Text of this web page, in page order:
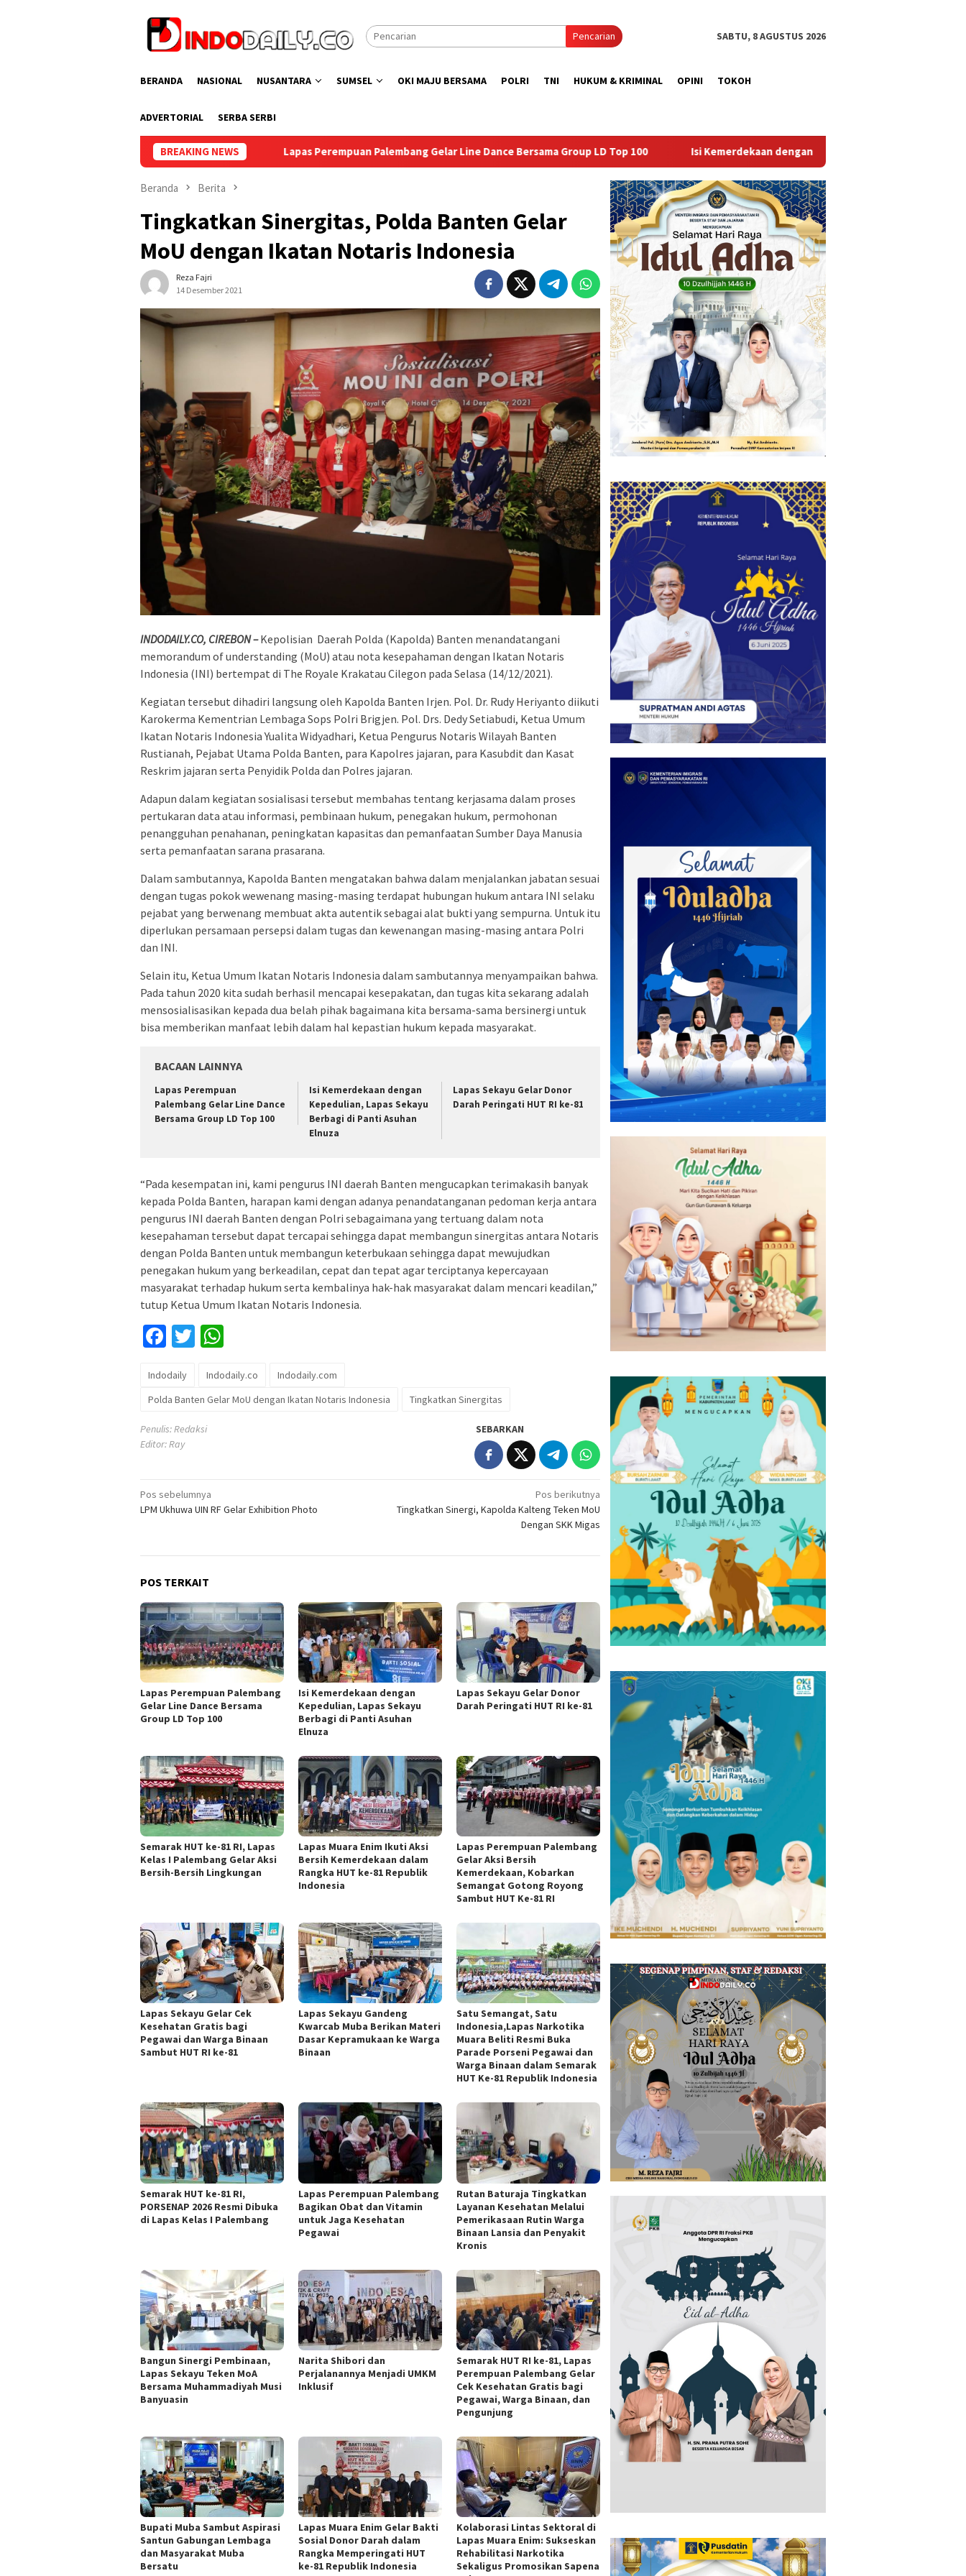
Pencarian SABTU, 8 AGUSTUS 2026
BERANDA NASIONAL NUSANTARA SUMSEL OKI MAJU BERSAMA POLRI TNI HUKUM & KRIMINAL OPINI TOKOH
ADVERTORIAL SERBA SERBI
BREAKING NEWS
Lapas Perempuan Palembang Gelar Line Dance Bersama Group LD Top 100 Isi Kemerdekaan dengan Kepedulian, Lapas Sekayu Berbagi di Panti Asuhan
Beranda Berita
Tingkatkan Sinergitas, Polda Banten Gelar
MoU dengan Ikatan Notaris Indonesia
Reza Fajri
14 Desember 2021
INDODAILY.CO, CIREBON –Kepolisian Daerah Polda (Kapolda) Banten menandatangani
memorandum of understanding (MoU) atau nota kesepahaman dengan Ikatan Notaris
Indonesia (INI) bertempat di The Royale Krakatau Cilegon pada Selasa (14/12/2021).
Kegiatan tersebut dihadiri langsung oleh Kapolda Banten Irjen. Pol. Dr. Rudy Heriyanto diikuti
Karokerma Kementrian Lembaga Sops Polri Brigjen. Pol. Drs. Dedy Setiabudi, Ketua Umum
Ikatan Notaris Indonesia Yualita Widyadhari, Ketua Pengurus Notaris Wilayah Banten
Rustianah, Pejabat Utama Polda Banten, para Kapolres jajaran, para Kasubdit dan Kasat
Reskrim jajaran serta Penyidik Polda dan Polres jajaran.
Adapun dalam kegiatan sosialisasi tersebut membahas tentang kerjasama dalam proses
pertukaran data atau informasi, pembinaan hukum, penegakan hukum, permohonan
penangguhan penahanan, peningkatan kapasitas dan pemanfaatan Sumber Daya Manusia
serta pemanfaatan sarana prasarana.
Dalam sambutannya, Kapolda Banten mengatakan bahwa dalam menjalankan jabatan sesuai
dengan tugas pokok wewenang masing-masing terdapat hubungan hukum antara INI selaku
pejabat yang berwenang membuat akta autentik sebagai alat bukti yang sempurna. Untuk itu
diperlukan persamaan persepsi dalam tugas dan kewenangan masing-masing antara Polri
dan INI.
Selain itu, Ketua Umum Ikatan Notaris Indonesia dalam sambutannya menyampaikan bahwa.
Pada tahun 2020 kita sudah berhasil mencapai kesepakatan, dan tugas kita sekarang adalah
mensosialisasikan kepada dua belah pihak bagaimana kita bersama-sama bersinergi untuk
bisa memberikan manfaat lebih dalam hal kepastian hukum kepada masyarakat.
BACAAN LAINNYA
Lapas Perempuan
Palembang Gelar Line Dance
Bersama Group LD Top 100
Isi Kemerdekaan dengan
Kepedulian, Lapas Sekayu
Berbagi di Panti Asuhan
Elnuza
Lapas Sekayu Gelar Donor
Darah Peringati HUT RI ke-81
“Pada kesempatan ini, kami pengurus INI daerah Banten mengucapkan terimakasih banyak
kepada Polda Banten, harapan kami dengan adanya penandatanganan pedoman kerja antara
pengurus INI daerah Banten dengan Polri sebagaimana yang tertuang dalam nota
kesepahaman tersebut dapat tercapai sehingga dapat membangun sinergitas antara Notaris
dengan Polda Banten untuk membangun keterbukaan sehingga dapat mewujudkan
penegakan hukum yang berkeadilan, cepat dan tepat agar terciptanya kepercayaan
masyarakat terhadap hukum serta kembalinya hak-hak masyarakat dalam mencari keadilan,”
tutup Ketua Umum Ikatan Notaris Indonesia.
Facebook
Twitter
Indodaily Indodaily.co
Indodaily.com
Polda Banten Gelar MoU dengan Ikatan Notaris Indonesia
Tingkatkan Sinergitas
Penulis: Redaksi
Editor: Ray
SEBARKAN
Navigasi
pos
Pos sebelumnya
LPM Ukhuwa UIN RF Gelar Exhibition Photo
Pos berikutnya
Tingkatkan Sinergi, Kapolda Kalteng Teken MoU
Dengan SKK Migas
POS TERKAIT
Lapas Perempuan Palembang
Gelar Line Dance Bersama
Group LD Top 100
Isi Kemerdekaan dengan
Kepedulian, Lapas Sekayu
Berbagi di Panti Asuhan
Elnuza
Lapas Sekayu Gelar Donor
Darah Peringati HUT RI ke-81
Semarak HUT ke-81 RI, Lapas
Kelas I Palembang Gelar Aksi
Bersih-Bersih Lingkungan
Lapas Muara Enim Ikuti Aksi
Bersih Kemerdekaan dalam
Rangka HUT ke-81 Republik
Indonesia
Lapas Perempuan Palembang
Gelar Aksi Bersih
Kemerdekaan, Kobarkan
Semangat Gotong Royong
Sambut HUT Ke-81 RI
Lapas Sekayu Gelar Cek
Kesehatan Gratis bagi
Pegawai dan Warga Binaan
Sambut HUT RI ke-81
Lapas Sekayu Gandeng
Kwarcab Muba Berikan Materi
Dasar Kepramukaan ke Warga
Binaan
Satu Semangat, Satu
Indonesia,Lapas Narkotika
Muara Beliti Resmi Buka
Parade Porseni Pegawai dan
Warga Binaan dalam Semarak
HUT Ke-81 Republik Indonesia
Semarak HUT ke-81 RI,
PORSENAP 2026 Resmi Dibuka
di Lapas Kelas I Palembang
Lapas Perempuan Palembang
Bagikan Obat dan Vitamin
untuk Jaga Kesehatan
Pegawai
Rutan Baturaja Tingkatkan
Layanan Kesehatan Melalui
Pemerikasaan Rutin Warga
Binaan Lansia dan Penyakit
Kronis
Bangun Sinergi Pembinaan,
Lapas Sekayu Teken MoA
Bersama Muhammadiyah Musi
Banyuasin
Narita Shibori dan
Perjalanannya Menjadi UMKM
Inklusif
Semarak HUT RI ke-81, Lapas
Perempuan Palembang Gelar
Cek Kesehatan Gratis bagi
Pegawai, Warga Binaan, dan
Pengunjung
Bupati Muba Sambut Aspirasi
Santun Gabungan Lembaga
dan Masyarakat Muba
Bersatu
Lapas Muara Enim Gelar Bakti
Sosial Donor Darah dalam
Rangka Memperingati HUT
ke-81 Republik Indonesia
Kolaborasi Lintas Sektoral di
Lapas Muara Enim: Sukseskan
Rehabilitasi Narkotika
Sekaligus Promosikan Sapena